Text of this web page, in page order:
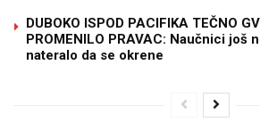
DUBOKO ISPOD PACIFIKA TEČNO
PROMENILO PRAVAC: Naučnici još
nateralo da se okrene